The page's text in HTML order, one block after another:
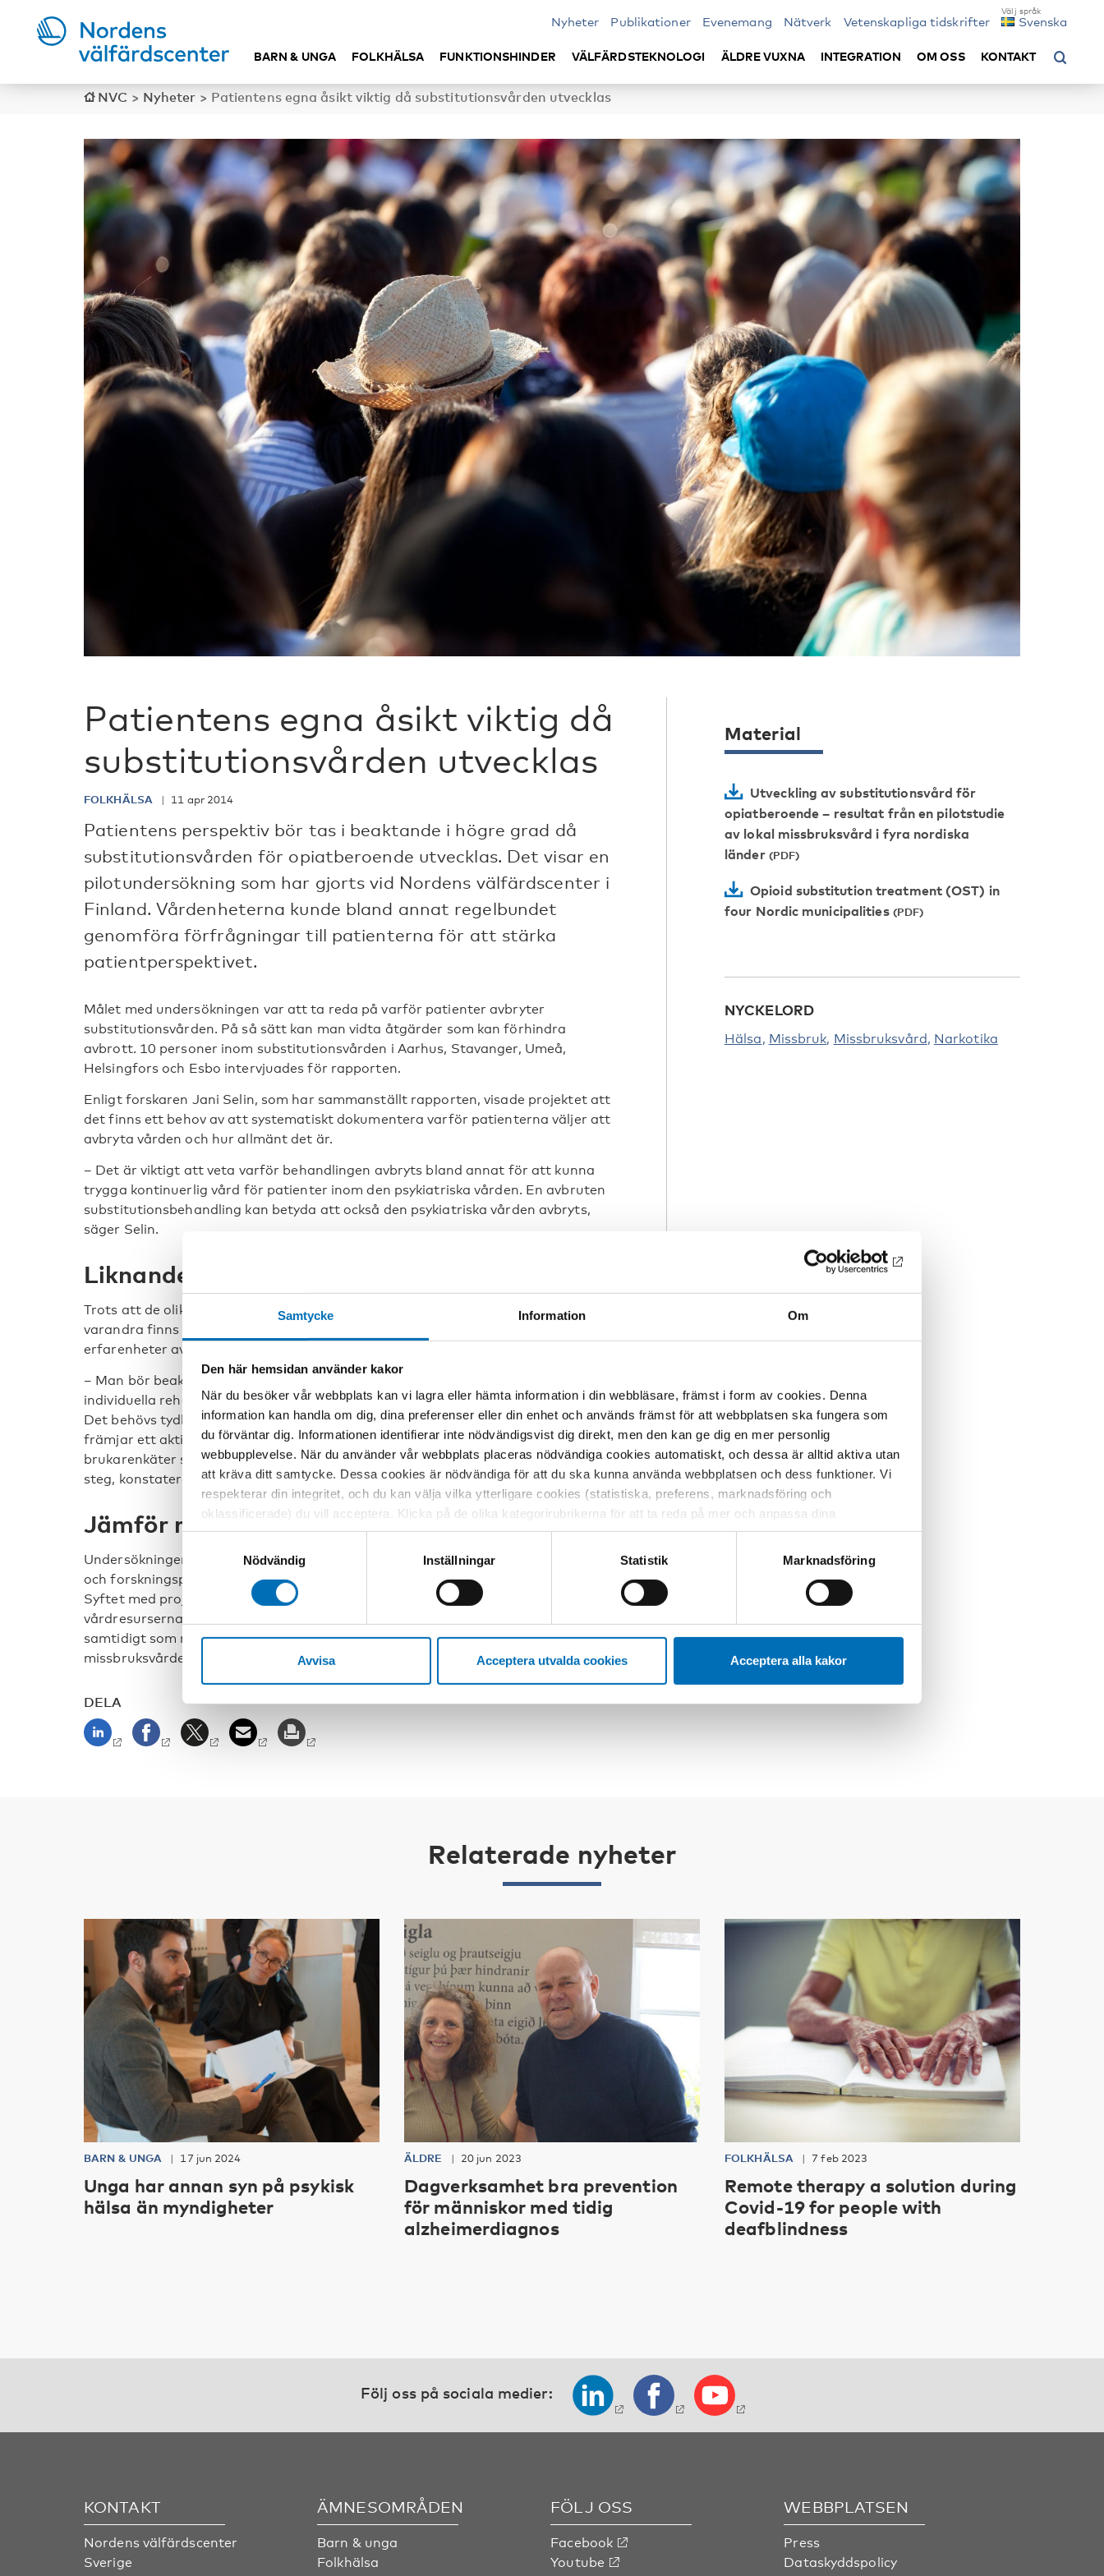
Samtycke Information Om
Den här hemsidan använder kakor
När du besöker vår webbplats kan vi lagra eller hämta information i din webbläsare, främst i form av cookies. Denna
information kan handla om dig, dina preferenser eller din enhet och används främst för att webbplatsen ska fungera som
du förväntar dig. Informationen identifierar inte nödvändigsvist dig direkt, men den kan ge dig en mer personlig
webbupplevelse. När du använder vår webbplats placeras nödvändiga cookies automatiskt, och dessa är alltid aktiva utan
att kräva ditt samtycke. Dessa cookies är nödvändiga för att du ska kunna använda webbplatsen och dess funktioner. Vi
respekterar din integritet, och du kan välja vilka ytterligare cookies (statistiska, preferens, marknadsföring och
oklassificerade) du vill acceptera. Klicka på de olika kategorirubrikerna för att ta reda på mer och anpassa dina
inställningar för cookies. Observera att blockering av cookies kan påverka din upplevelse av webbplatsen och de tjänster
vi erbjuder. Om du har besökt vår webbplats tidigare och accepterat användningen av cookies kan du alltid radera dem
genom att navigera till sekretessinställningarna i din webbläsare.
Nödvändig
Inställningar Statistik Marknadsföring
Avvisa Acceptera utvalda cookies Acceptera alla kakor
Nyheter Publikationer Evenemang Nätverk Vetenskapliga tidskrifter Svenska
BARN & UNGA FOLKHÄLSA FUNKTIONSHINDER VÄLFÄRDSTEKNOLOGI ÄLDRE VUXNA INTEGRATION OM OSS KONTAKT
NVC > Nyheter > Patientens egna åsikt viktig då substitutionsvården utvecklas
Patientens egna åsikt viktig då
substitutionsvården utvecklas
FOLKHÄLSA 11 apr 2014
Patientens perspektiv bör tas i beaktande i högre grad då
substitutionsvården för opiatberoende utvecklas. Det visar en
pilotundersökning som har gjorts vid Nordens välfärdscenter i
Finland. Vårdenheterna kunde bland annat regelbundet
genomföra förfrågningar till patienterna för att stärka
patientperspektivet.
Målet med undersökningen var att ta reda på varför patienter avbryter
substitutionsvården. På så sätt kan man vidta åtgärder som kan förhindra
avbrott. 10 personer inom substitutionsvården i Aarhus, Stavanger, Umeå,
Helsingfors och Esbo intervjuades för rapporten.
Enligt forskaren Jani Selin, som har sammanställt rapporten, visade projektet att
det finns ett behov av att systematiskt dokumentera varför patienterna väljer att
avbryta vården och hur allmänt det är.
– Det är viktigt att veta varför behandlingen avbryts bland annat för att kunna
trygga kontinuerlig vård för patienter inom den psykiatriska vården. En avbruten
substitutionsbehandling kan betyda att också den psykiatriska vården avbryts,
säger Selin.
Liknande erfarenheter mellan länderna
Trots att de olika vårdsystemen i de fyra nordiska länderna skiljer sig från
varandra finns det i alla länder patienter inom substitutionsvården med likadana
erfarenheter av en balansgång mellan vård, ett drogfritt liv och ett liv med droger.
– Man bör beakta dessa patienters personliga behov av psykosocialt stöd, deras
individuella rehabiliteringsfaser och behandlingsmål inom de olika vårdsystemen.
Det behövs tydliga instruktioner, utbildning av personalen och åtgärder som
främjar ett aktivt deltagande i vården bland patienterna. Regelbundna
brukarenkäter som används för en utveckling av vården kunde vara ett sådant
steg, konstaterar Selin.
Jämför missbruksbehandlingar i Norden
Undersökningen är en del av Nordens välfärdscenters jämförande utvecklings-
och forskningsprojekt Nordiskt utbyte av kunskap inom missbruksvården (NoLoM)
Syftet med projektet är bland annat utreda hur missbruksbehandlingen och
vårdresurserna kan organiseras bättre då konsumtionen av rusmedel ökar
samtidigt som resurserna är allt mer begränsade. I projektet jämförs
missbruksvårdens utformning, organisering och resultat på lokal nivå.
Material
Utveckling av substitutionsvård för
opiatberoende – resultat från en pilotstudie
av lokal missbruksvård i fyra nordiska
länder
Opioid substitution treatment (OST) in
four Nordic municipalities
NYCKELORD
Hälsa Missbruk Missbruksvård Narkotika
DELA
Relaterade nyheter
BARN & UNGA 17 jun 2024
Unga har annan syn på psykisk
hälsa än myndigheter
ÄLDRE 20 jun 2023
Dagverksamhet bra prevention
för människor med tidig
alzheimerdiagnos
FOLKHÄLSA 7 feb 2023
Remote therapy a solution during
Covid-19 for people with
deafblindness
Följ oss på sociala medier:
KONTAKT
Nordens välfärdscenter
Sverige
ÄMNESOMRÅDEN
Barn & unga
Folkhälsa
FÖLJ OSS
Facebook
Youtube
WEBBPLATSEN
Press
Dataskyddspolicy